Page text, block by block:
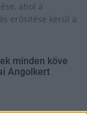
ahol a
erősítése kerül a
minden köve
Angolkert